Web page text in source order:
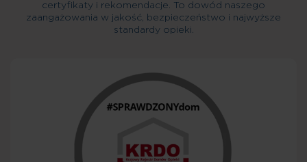
Decyzja o przyjęciu
certyfikaty i rekomendacje. To dowód naszego
zaangażowania w jakość, bezpieczeństwo i najwyższe
standardy opieki.